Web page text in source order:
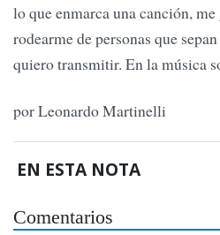
lo que enmarca una canción,
rodearme de personas que
quiero transmitir. En la música
por Leonardo Martinelli
EN ESTA NOTA
Comentarios